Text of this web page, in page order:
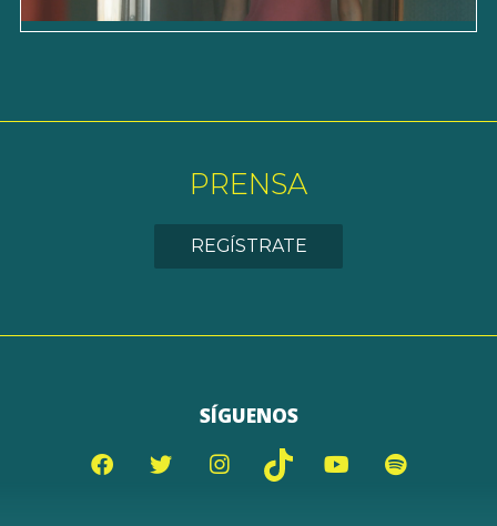
PRENSA
REGÍSTRATE
SÍGUENOS